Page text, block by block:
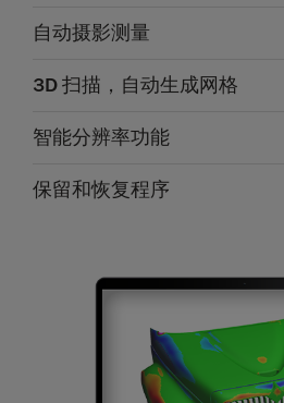
自动摄影测量
3D 扫描，自动生成网格
智能分辨率功能
保留和恢复程序